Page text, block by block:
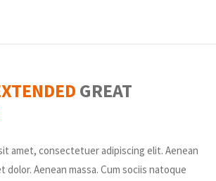
GREAT
amet, consectetuer adipiscing elit. Aenean
dolor. Aenean massa. Cum sociis natoque